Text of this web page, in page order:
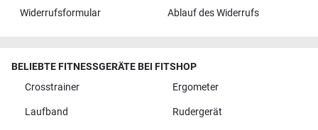
Widerrufsformular Ablauf des Widerrufs
BELIEBTE FITNESSGERÄTE BEI FITSHOP
Crosstrainer
Ergometer
Laufband Rudergerät